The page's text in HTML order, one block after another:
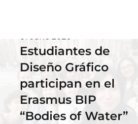
01 June 2026
Estudiantes de
Diseño Gráfico
participan en el
Erasmus BIP
“Bodies of Water”